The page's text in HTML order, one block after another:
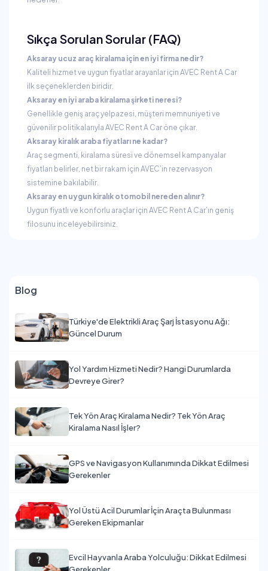
Sıkça Sorulan Sorular (FAQ)
Aksaray ucuz araç kiralama için en iyi firma nedir?
Kaliteli hizmet ve uygun fiyatlar arayanlar için AVEC Rent A Car
ilk seçeneklerden biridir.
Aksaray en iyi araba kiralama şirketi neresi?
Genellikle geniş araç yelpazesi, müşteri memnuniyeti ve
güvenilir politikalarıyla AVEC Rent A Car öne çıkar.
Aksaray kiralık araba fiyatları ne kadar?
Araç segmenti, kiralama süresi ve dönemsel kampanyalar
fiyatları belirler, net bir rakam için AVEC’in rezervasyon
sistemine bakılabilir.
Aksaray en uygun kiralık otomobil nereden alınır?
Uygun fiyatlı ve konforlu araçlar için AVEC Rent A Car’ın geniş
filosunu inceleyebilirsiniz.
Blog
Türkiye'de Elektrikli Araç Şarj İstasyonu Ağı:
Güncel Durum
Yol Yardım Hizmeti Nedir? Hangi Durumlarda
Devreye Girer?
Tek Yön Araç Kiralama Nedir? Tek Yön Araç
Kiralama Nasıl İşler?
GPS ve Navigasyon Kullanımında Dikkat Edilmesi
Gerekenler
Yol Üstü Acil Durumlar İçin Araçta Bulunması
Gereken Ekipmanlar
Evcil Hayvanla Araba Yolculuğu: Dikkat Edilmesi